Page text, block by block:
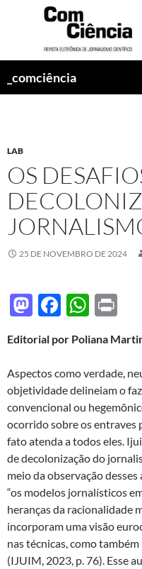
_comciência
LAB
OS
25 DE NOVEMBRO DE 2024
M
to
d
o
n
F
e
b
o
o
k
W
at
s
A
p
p
nt
Editorial por Poliana
Aspectos como verdade,
objetividade delineiam o
convencional ou
ocorrido sobre os entraves
fato atenda a todos eles.
de decolonização do
meio da observação
“os modelos jornalísticos
heranças da racionalidade
incorporam uma visão
nas técnicas, como
(IJUIM, 2023, p. 76). Esse